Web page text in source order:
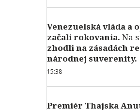
Venezuelská vláda a
začali rokovania. Na
zhodli na zásadách
národnej suverenity.
15:38
Premiér Thajska